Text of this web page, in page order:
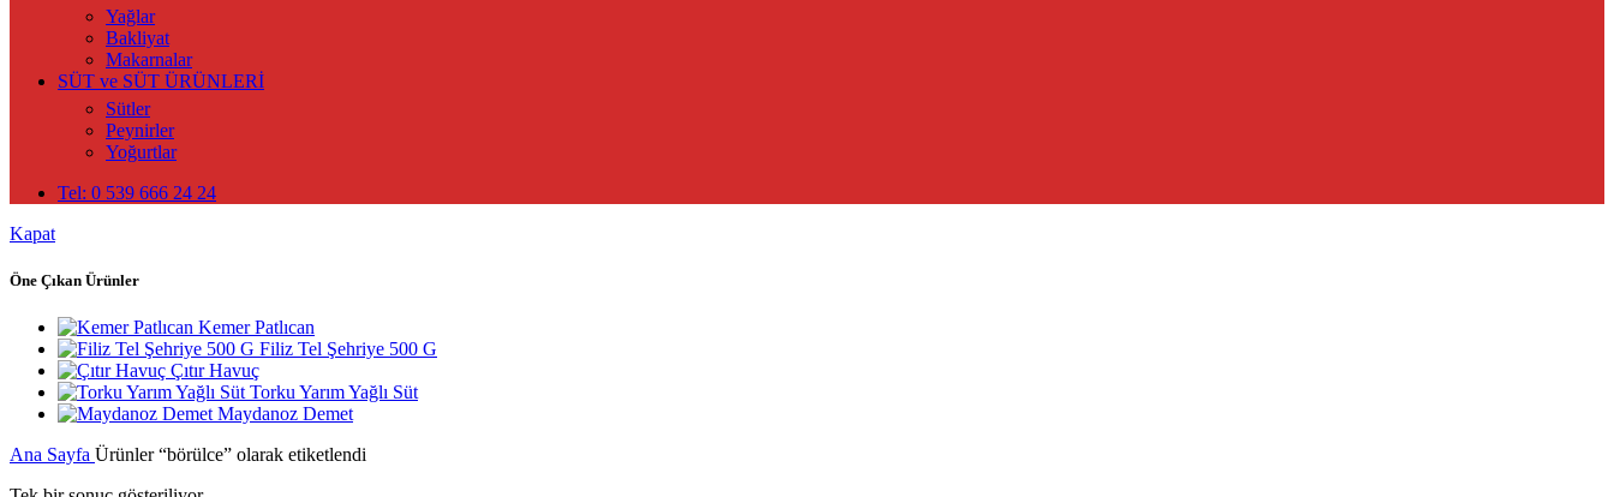
Yağlar
Bakliyat
Makarnalar
SÜT ve SÜT ÜRÜNLERİ
Sütler
Peynirler
Yoğurtlar
Tel: 0 539 666 24 24
Kapat
Öne Çıkan Ürünler
Kemer Patlıcan
Filiz Tel Şehriye 500 G
Çıtır Havuç
Torku Yarım Yağlı Süt
Maydanoz Demet
Ana Sayfa Ürünler “börülce” olarak etiketlendi